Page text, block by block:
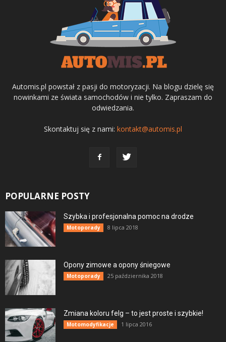
Automis.pl powstał z pasji do motoryzacji. Na blogu dzielę się
nowinkami ze świata samochodów i nie tylko. Zapraszam do
odwiedzania.
Skontaktuj się z nami: kontakt@automis.pl
POPULARNE POSTY
Szybka i profesjonalna pomoc na drodze
Motoporady 8 lipca 2018
Opony zimowe a opony śniegowe
Motoporady 25 października 2018
Zmiana koloru felg – to jest proste i szybkie!
Motomodyfikacje 1 lipca 2016